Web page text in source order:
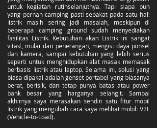
untuk kegiatan rutinselanjutnya. Tapi siapa pun
yang pernah camping pasti sepakat pada satu hal:
listrik masih sering jadi masalah, meskipun di
beberapa camping ground sudah menyediakan
fasilitas Listrik. Kebutuhan akan Listrik ini sangat
vitasl, mulai dari penerangan, mengisi daya ponsel
dan kamera, sampai kebutuhan yang lebih serius
seperti untuk menghidupkan alat masak memasak
berbasis listrik atau laptop. Selama ini, solusi yang
biasa dipakai adalah genset portabel yang biasanya
berat, berisik, dan tetap punya batas atau power
bank besar yang harganya selangit. Sampai
akhirnya saya merasakan sendiri satu fitur mobil
listrik yang mengubah cara saya melihat mobil: V2L
(Vehicle-to-Load).